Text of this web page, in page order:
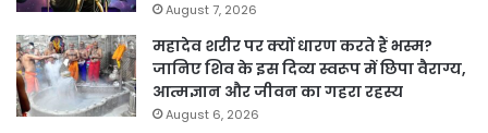
August 7, 2026
महादेव शरीर पर क्यों धारण करते हैं भस्म?
जानिए शिव के इस दिव्य स्वरूप में छिपा वैराग्य,
आत्मज्ञान और जीवन का गहरा रहस्य
August 6, 2026